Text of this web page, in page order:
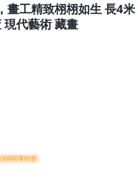
畫工精致栩栩如生 長4米
代藝術 藏畫
享95折